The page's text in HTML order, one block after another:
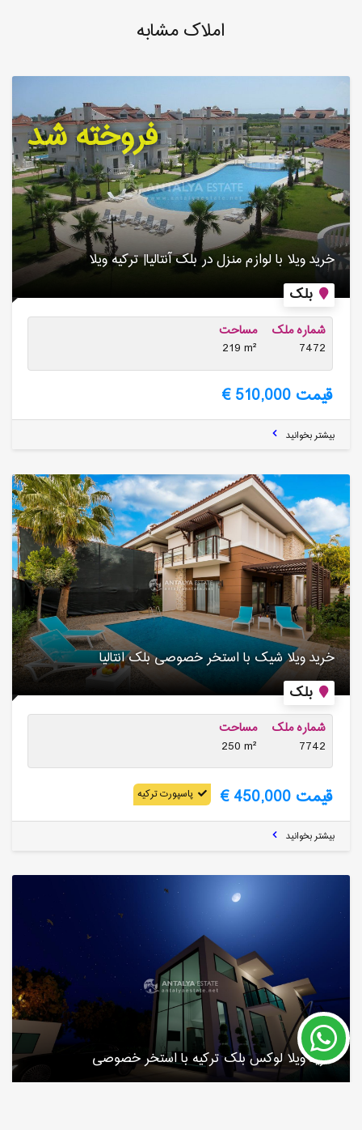
املاک مشابه
بلک
خرید ویلا با لوازم منزل در بلک آنتالیا| ترکیه ویلا
شماره ملک
7472
مساحت
219 m²
قیمت 510,000 €
فروخته شد
بیشتر بخوانید
بلک
خرید ویلا شیک با استخر خصوصی بلک انتالیا
شماره ملک
7742
مساحت
250 m²
قیمت 450,000 € پاسپورت ترکیه
بیشتر بخوانید
خرید ویلا لوکس بلک ترکیه با استخر خصوصی